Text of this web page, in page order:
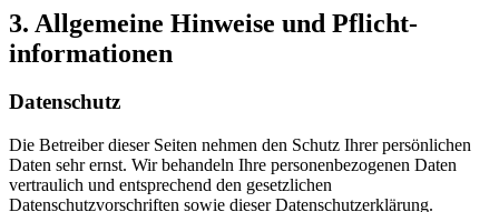
3. Allgemeine Hinweise und Pflicht­
informationen
Datenschutz
Die Betreiber dieser Seiten nehmen den Schutz Ihrer persönlichen
Daten sehr ernst. Wir behandeln Ihre personenbezogenen Daten
vertraulich und entsprechend den gesetzlichen
Datenschutzvorschriften sowie dieser Datenschutzerklärung.